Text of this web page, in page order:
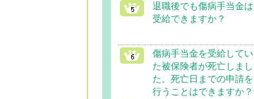
退職後でも傷病手当金は
受給できますか？
傷病手当金を受給してい
た被保険者が死亡しまし
た。死亡日までの申請を
行うことはできますか？